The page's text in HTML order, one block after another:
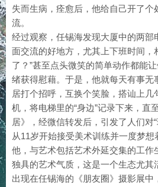
失而生病，痊愈后，他给自己开了个
流。
经过观察，任锡海发现大厦中的两部
面交流的好地方，尤其上下班时间，
了？”甚至点头微笑的简单动作都能
绪获得慰藉。于是，他就每天有事无
居打个招呼，互换个笑脸，搭讪上几
机，将电梯里的“身边”记录下来，直
居》，经微信转发后，引发了人们对“
从11岁开始接受美术训练并一度梦想
他，与艺术包括艺术外延交集的工作
独具的艺术气质，这是一个生态尤其
出现在任锡海的《朋友圈》摄影展中